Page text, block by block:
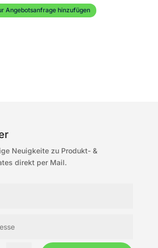
Angebotsanfrage hinzufügen
Neuigkeite zu Produkt- &
direkt per Mail.